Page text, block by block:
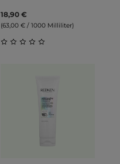
18,90 €
(63,00 € / 1000 Milliliter)